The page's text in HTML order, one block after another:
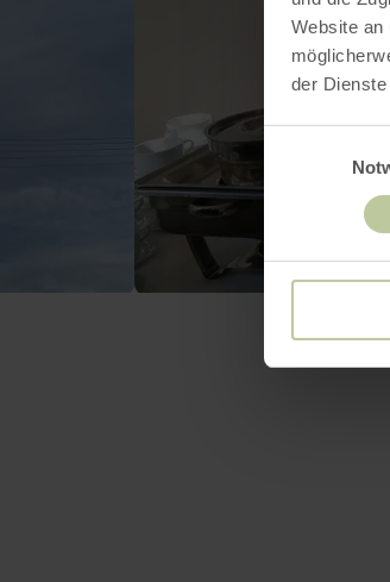
Website an
der